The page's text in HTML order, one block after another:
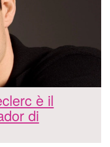
è il
di